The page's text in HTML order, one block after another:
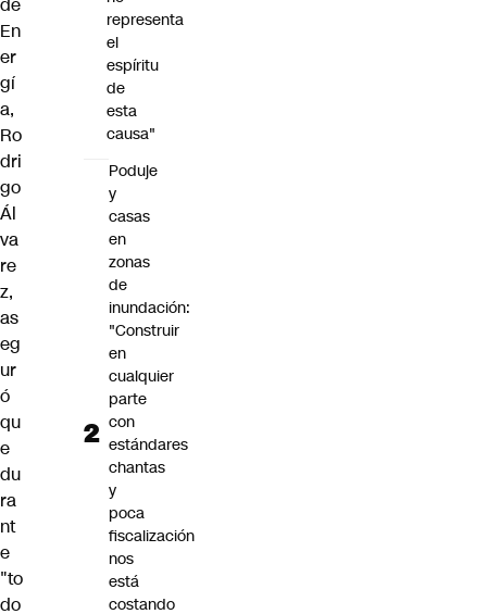
En
er
gí
a,
Ro
dri
go
Ál
va
re
z,
as
eg
ur
ó
qu
e
du
ra
nt
e
"to
do
representa
el
espíritu
de
esta
causa"
Poduje
y
casas
en
zonas
de
inundación:
"Construir
en
cualquier
parte
con
estándares
chantas
y
poca
fiscalización
nos
está
costando